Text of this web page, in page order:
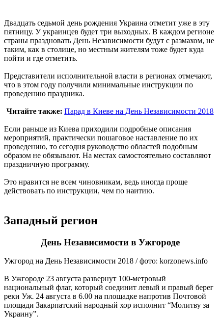
Двадцать седьмой день рождения Украина отметит уже в эту
пятницу. У украинцев будет три выходных. В каждом регионе
страны праздновать День Независимости будут с размахом, не
таким, как в столице, но местным жителям тоже будет куда
пойти и где отметить.
Представители исполнительной власти в регионах отмечают,
что в этом году получили минимальные инструкции по
проведению праздника.
Читайте также: Парад в Киеве на День Независимости 2018
Если раньше из Киева приходили подробные описания
мероприятий, практически пошаговое наставление по их
проведению, то сегодня руководство областей подобным
образом не обязывают. На местах самостоятельно составляют
праздничную программу.
Это нравится не всем чиновникам, ведь иногда проще
действовать по инструкции, чем по наитию.
Западный регион
День Независимости в Ужгороде
Ужгород на День Независимости 2018 / фото: korzonews.info
В Ужгороде 23 августа развернут 100-метровый
национальный флаг, который соединит левый и правый берег
реки Уж. 24 августа в 6.00 на площадке напротив Почтовой
площади Закарпатский народный хор исполнит “Молитву за
Украину”.